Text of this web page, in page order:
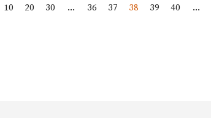
10 20 30 ... 36 37 38 39 40 ...